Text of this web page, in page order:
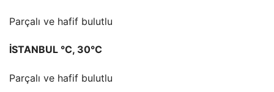
Parçalı ve hafif bulutlu
İSTANBUL °C, 30°C
Parçalı ve hafif bulutlu